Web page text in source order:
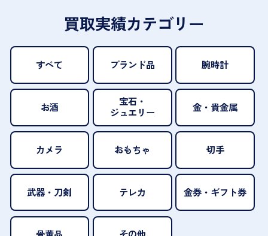
買取実績カテゴリー
すべて ブランド品 腕時計
お酒
宝石・
ジュエリー
金・貴金属
カメラ おもちゃ 切手
武器・刀剣 テレカ 金券・ギフト券